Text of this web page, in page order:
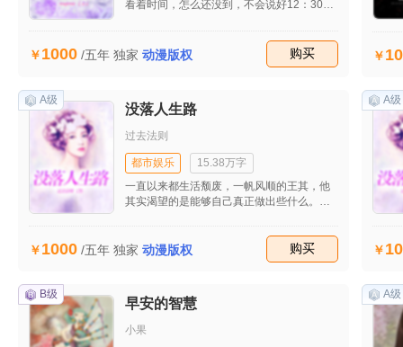
看着时间，怎么还没到，不会说好12：30到
我笑了。 “你又闹我，坏班晨。” “想我了
1000 /五年 独家 动漫版权 购买
A级
没落人生路
过去法则
都市娱乐
15.38万字
一直以来都生活颓废，一帆风顺的王其，他
其实渴望的是能够自己真正做出些什么。因
一直严格管教自己的儿子。但是就算是有能
力，他也不想要自己的儿子只是生活在自己
希望能够让他成长起来。但是，事情往往是
计划赶不上变化。他的计划还没有一一实现
的之前，九龙就已经陷入了两大帮会的争斗
之中。而自己也被卷入其中。王其一个人面
1000 /五年 独家 动漫版权 购买
A级
B级
早安的智慧
小果
A级